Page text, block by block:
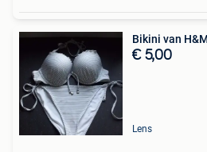
Bikini van
€ 5,00
Lens